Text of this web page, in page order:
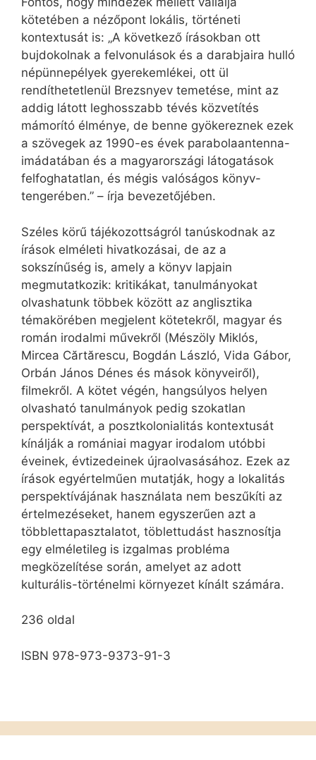
kötetében a nézőpont lokális, történeti
kontextusát is: „A következő írásokban ott
bujdokolnak a felvonulások és a darabjaira hulló
népünnepélyek gyerekemlékei, ott ül
rendíthetetlenül Brezsnyev temetése, mint az
addig látott leghosszabb tévés közvetítés
mámorító élménye, de benne gyökereznek ezek
a szövegek az 1990-es évek parabolaantenna-
imádatában és a magyarországi látogatások
felfoghatatlan, és mégis valóságos könyv-
tengerében.” – írja bevezetőjében.
Széles körű tájékozottságról tanúskodnak az
írások elméleti hivatkozásai, de az a
sokszínűség is, amely a könyv lapjain
megmutatkozik: kritikákat, tanulmányokat
olvashatunk többek között az anglisztika
témakörében megjelent kötetekről, magyar és
román irodalmi művekről (Mészöly Miklós,
Mircea Cărtărescu, Bogdán László, Vida Gábor,
Orbán János Dénes és mások könyveiről),
filmekről. A kötet végén, hangsúlyos helyen
olvasható tanulmányok pedig szokatlan
perspektívát, a posztkolonialitás kontextusát
kínálják a romániai magyar irodalom utóbbi
éveinek, évtizedeinek újraolvasásához. Ezek az
írások egyértelműen mutatják, hogy a lokalitás
perspektívájának használata nem beszűkíti az
értelmezéseket, hanem egyszerűen azt a
többlettapasztalatot, töblettudást hasznosítja
egy elméletileg is izgalmas probléma
megközelítése során, amelyet az adott
kulturális-történelmi környezet kínált számára.
236 oldal
ISBN 978-973-9373-91-3